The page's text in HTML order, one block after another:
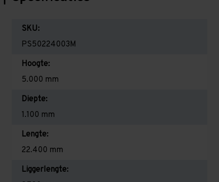
SKU:
PS50224003M
Hoogte:
5.000 mm
Diepte:
1.100 mm
Lengte:
22.400 mm
Liggerlengte: